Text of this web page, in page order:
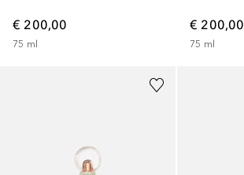
€ 200,00
75 ml
€ 200,00
75 ml